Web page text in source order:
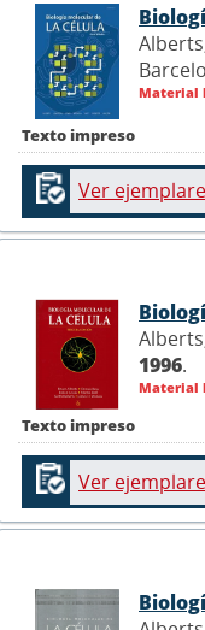
Texto impreso
Material
Ver
Texto impreso
1996.
Material
Ver